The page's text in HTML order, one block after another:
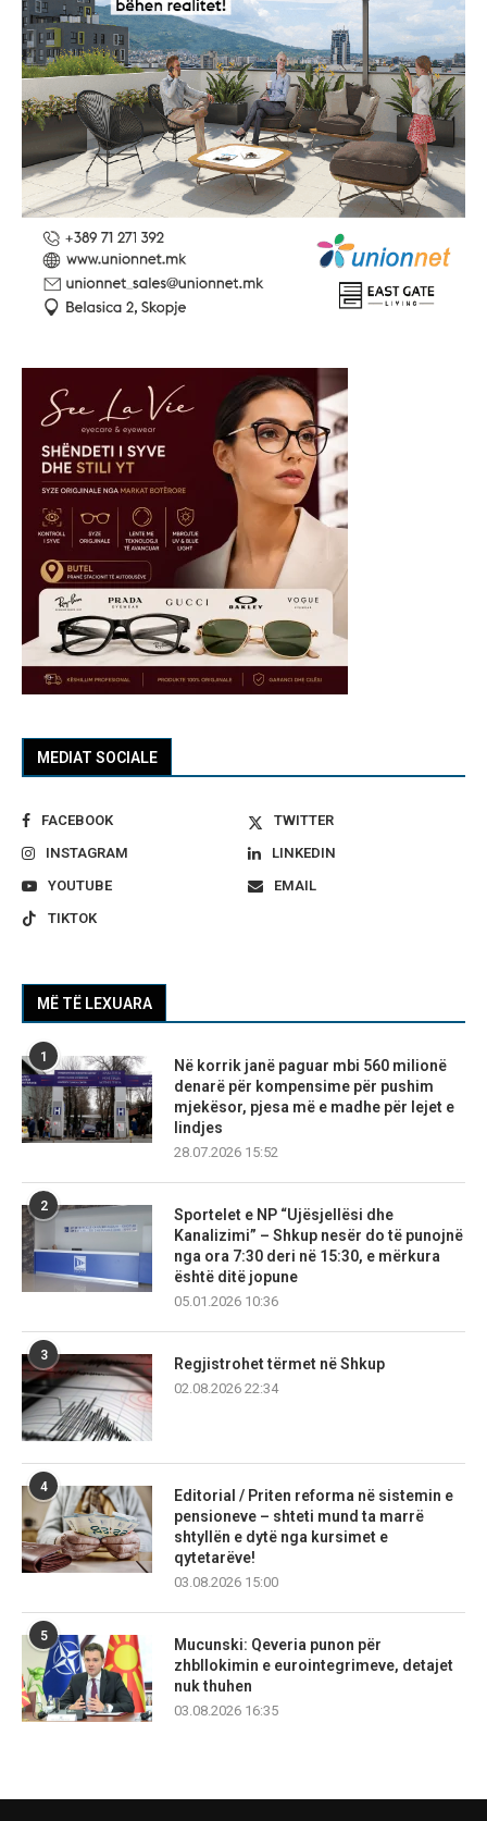
MEDIAT SOCIALE
FACEBOOK
TWITTER
INSTAGRAM
LINKEDIN
YOUTUBE
EMAIL
TIKTOK
MË TË LEXUARA
1
Në korrik janë paguar mbi 560 milionë
denarë për kompensime për pushim
mjekësor, pjesa më e madhe për lejet e
lindjes
28.07.2026 15:52
2
Sportelet e NP “Ujësjellësi dhe
Kanalizimi” – Shkup nesër do të punojnë
nga ora 7:30 deri në 15:30, e mërkura
është ditë jopune
05.01.2026 10:36
3
Regjistrohet tërmet në Shkup
02.08.2026 22:34
4
Editorial / Priten reforma në sistemin e
pensioneve – shteti mund ta marrë
shtyllën e dytë nga kursimet e
qytetarëve!
03.08.2026 15:00
5
Mucunski: Qeveria punon për
zhbllokimin e eurointegrimeve, detajet
nuk thuhen
03.08.2026 16:35